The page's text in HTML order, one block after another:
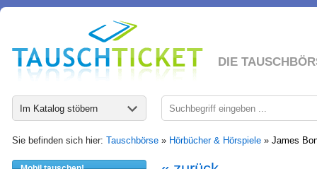
DIE
Im Katalog stöbern
Sie befinden sich hier: Tauschbörse » Hörbücher & Hörspiele » James